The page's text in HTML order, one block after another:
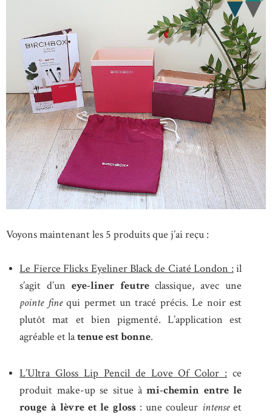
Voyons maintenant les 5 produits que j’ai reçu :
Le Fierce Flicks Eyeliner Black de Ciaté London : il
s’agit d’un eye-liner feutreclassique, avec une
pointe finequi permet un tracé précis. Le noir est
plutôt mat et bien pigmenté. L’application est
agréable et latenue est bonne.
L’Ultra Gloss Lip Pencil de Love Of Color : ce
produit make-up se situe àmi-chemin entre le
rouge à lèvre et le gloss : une couleur intenseet